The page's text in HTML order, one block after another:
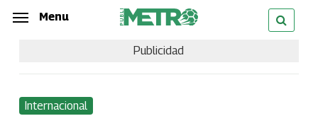
Skip
content
Menu
Publicidad
Internacional
Menu